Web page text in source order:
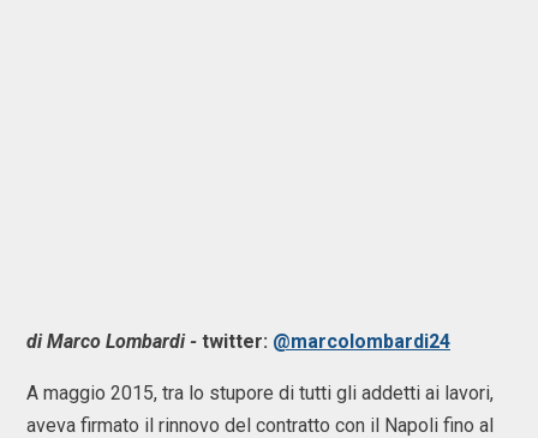
di Marco Lombardi - twitter: @marcolombardi24
A maggio 2015, tra lo stupore di tutti gli addetti ai lavori,
aveva firmato il rinnovo del contratto con il Napoli fino al